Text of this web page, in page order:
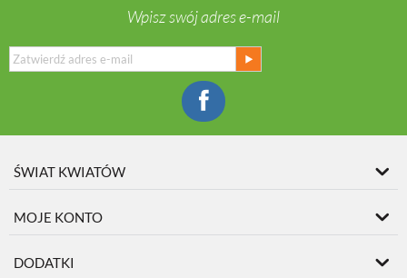
Wpisz swój adres e-mail
ŚWIAT KWIATÓW
MOJE KONTO
DODATKI